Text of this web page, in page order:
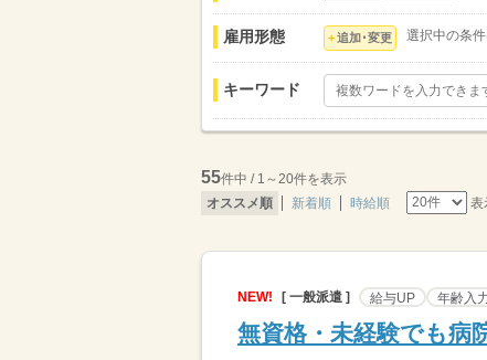
雇用形態 追加･変更 選択中の条
キーワード
55件中 / 1～20件を表示
オススメ順
新着順 時給順 表
NEW! [ 一般派遣 ] 給与UP 年齢入
無資格・未経験でも病